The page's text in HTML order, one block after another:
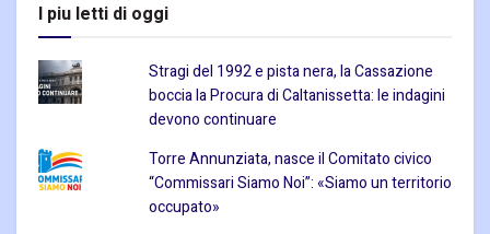
I piu letti di oggi
Stragi del 1992 e pista nera, la Cassazione
boccia la Procura di Caltanissetta: le indagini
devono continuare
Torre Annunziata, nasce il Comitato civico
“Commissari Siamo Noi”: «Siamo un territorio
occupato»